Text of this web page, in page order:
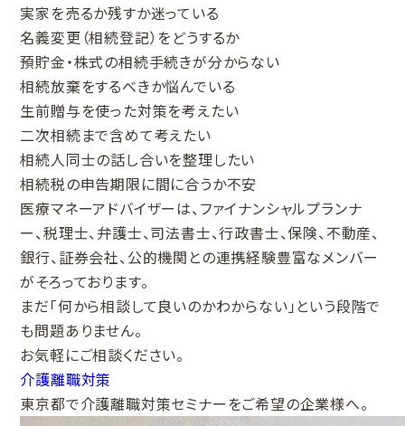
実家を売るか残すか迷っている
名義変更（相続登記）をどうするか
預貯金・株式の相続手続きが分からない
相続放棄をするべきか悩んでいる
生前贈与を使った対策を考えたい
二次相続まで含めて考えたい
相続人同士の話し合いを整理したい
相続税の申告期限に間に合うか不安
医療マネーアドバイザーは、ファイナンシャルプランナ
ー、税理士、弁護士、司法書士、行政書士、保険、不動産、
銀行、証券会社、公的機関との連携経験豊富なメンバー
がそろっております。
まだ「何から相談して良いのかわからない」という段階で
も問題ありません。
お気軽にご相談ください。
介護離職対策
東京都で介護離職対策セミナーをご希望の企業様へ。